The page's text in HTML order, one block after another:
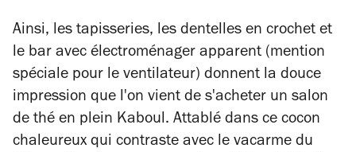
Ainsi, les tapisseries, les dentelles en crochet et
le bar avec électroménager apparent (mention
spéciale pour le ventilateur) donnent la douce
impression que l'on vient de s'acheter un salon
de thé en plein Kaboul. Attablé dans ce cocon
chaleureux qui contraste avec le vacarme du